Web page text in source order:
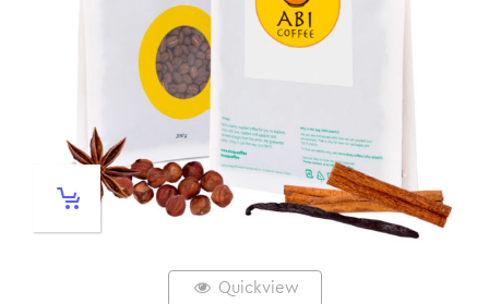
Quickview